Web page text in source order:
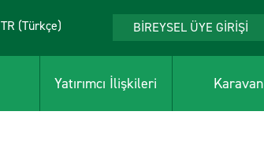
TR (Türkçe) BİREYSEL ÜYE GİRİŞİ
Yatırımcı İlişkileri Karavan